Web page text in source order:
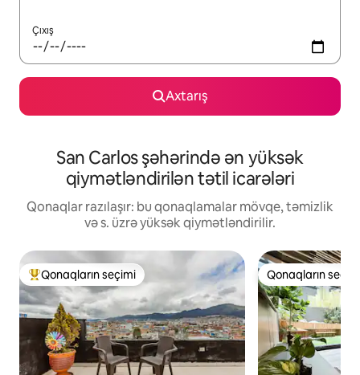
Çıxış
Axtarış
San Carlos şəhərində ən yüksək
qiymətləndirilən tətil icarələri
Qonaqlar razılaşır: bu qonaqlamalar mövqe, təmizlik
və s. üzrə yüksək qiymətləndirilir.
Populyar "Qonaqların seçimi"
Qonaqların seçimi Qonaqların
Qonaqların